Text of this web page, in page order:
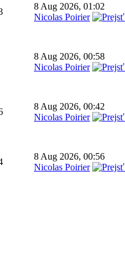
8 Aug 2026, 01:02
Nicolas Poirier
8 Aug 2026, 00:58
Nicolas Poirier
8 Aug 2026, 00:42
Nicolas Poirier
8 Aug 2026, 00:56
Nicolas Poirier